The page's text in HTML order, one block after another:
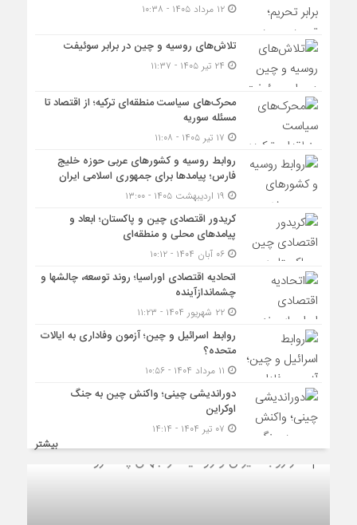
۱۲ مرداد ۱۴۰۵ - ۱۰:۳۸
تلاش‌های روسیه و چین در برابر سوئیفت
محرک‌های سیاست منطقه‌‎ای ترکیه؛ از اقتصاد تا
مسئله سوریه
روابط روسیه و کشورهای عربی حوزه خلیج
فارس؛ پیامدها برای جمهوری اسلامی ایران
کریدور اقتصادی چین و پاکستان؛ ابعاد و
پیامدهای محلی و منطقه‌ای
۰۶ آبان ۱۴۰۴ - ۱۰:۱۲
اتحادیه اقتصادی اوراسیا؛ روند توسعه، چالشها و
چشماندازآینده
۲۲ شهریور ۱۴۰۴ - ۱۱:۲۳
روابط اسرائیل و چین؛ آزمون وفاداری به ایالات
متحده؟
دوراندیشی چینی؛ واکنش چین به جنگ
اوکراین
بیشتر